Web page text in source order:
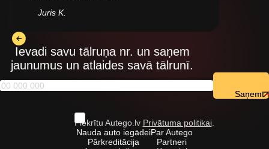
Juris K.
Ievadi savu tālruņa nr. un saņem
jaunumus un atlaides savā tālrunī.
Piekrītu Autego.lv Privātuma politikai.
Nauda auto iegādei
Pārkreditācija
Par Autego
Partneri